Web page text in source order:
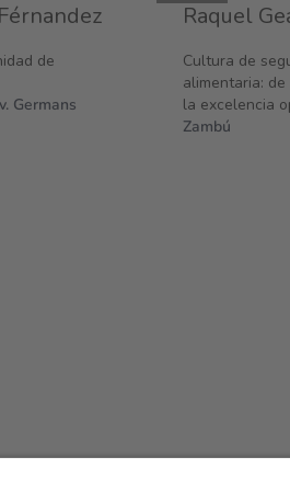
de
Germans
Raquel
Cultura de
alimentaria:
la excelencia
Zambú